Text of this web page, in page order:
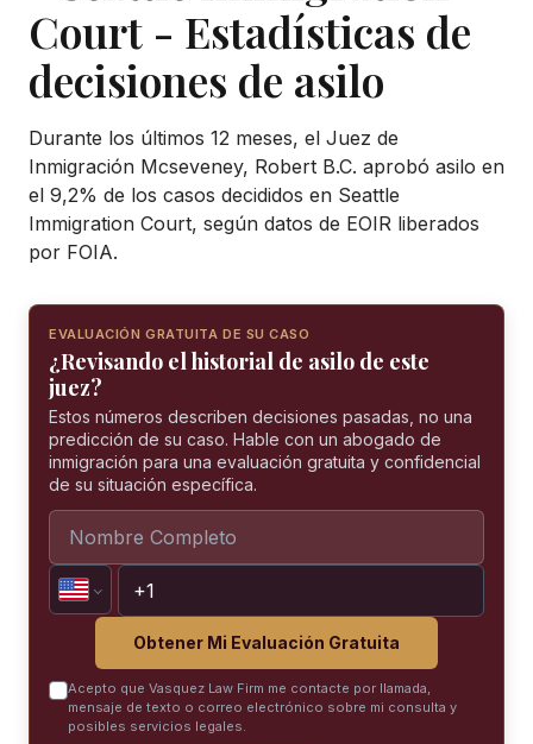
Court - Estadísticas de
decisiones de asilo
Durante los últimos 12 meses, el Juez de
Inmigración Mcseveney, Robert B.C. aprobó asilo en
el 9,2% de los casos decididos en Seattle
Immigration Court, según datos de EOIR liberados
por FOIA.
EVALUACIÓN GRATUITA DE SU CASO
¿Revisando el historial de asilo de este
juez?
Estos números describen decisiones pasadas, no una
predicción de su caso. Hable con un abogado de
inmigración para una evaluación gratuita y confidencial
de su situación específica.
Obtener Mi Evaluación Gratuita
Acepto que Vasquez Law Firm me contacte por llamada,
mensaje de texto o correo electrónico sobre mi consulta y
posibles servicios legales.